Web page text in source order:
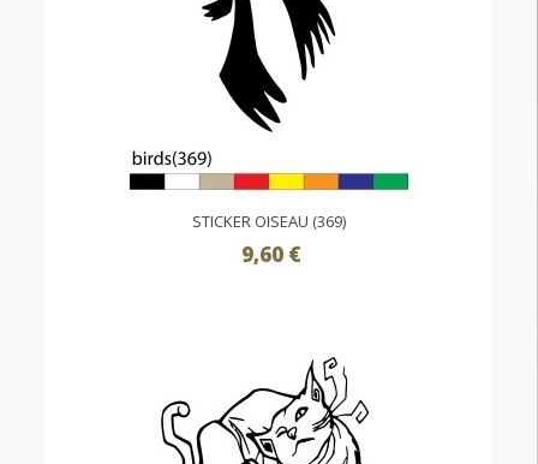
STICKER OISEAU (369)
9,60 €